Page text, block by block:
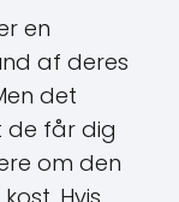
en
af deres
det
de får dig
om den
Hvis